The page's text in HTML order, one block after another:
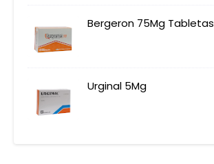
Bergeron 75Mg Tabletas
Urginal 5Mg